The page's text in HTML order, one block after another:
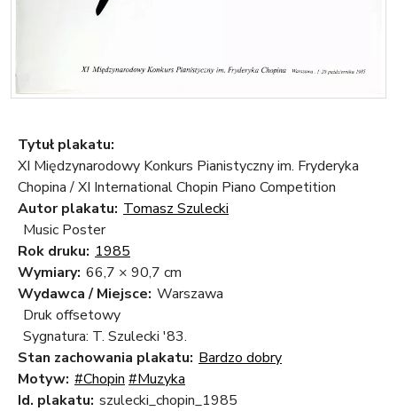
Tytuł plakatu:
XI Międzynarodowy Konkurs Pianistyczny im. Fryderyka
Chopina / XI International Chopin Piano Competition
Autor plakatu: Tomasz Szulecki
Music Poster
Rok druku: 1985
Wymiary: 66,7 × 90,7 cm
Wydawca / Miejsce: Warszawa
Druk offsetowy
Sygnatura: T. Szulecki '83.
Stan zachowania plakatu: Bardzo dobry
Motyw: #Chopin #Muzyka
Id. plakatu: szulecki_chopin_1985